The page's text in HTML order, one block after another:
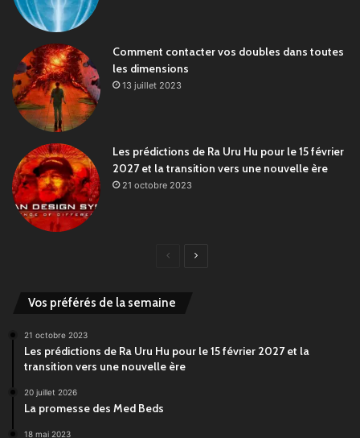
Comment contacter vos doubles dans toutes
les dimensions
13 juillet 2023
Les prédictions de Ra Uru Hu pour le 15 février
2027 et la transition vers une nouvelle ère
21 octobre 2023
Page
Page
Vos préférés de la semaine
21 octobre 2023
Les prédictions de Ra Uru Hu pour le 15 février 2027 et la
transition vers une nouvelle ère
20 juillet 2026
La promesse des Med Beds
18 mai 2023